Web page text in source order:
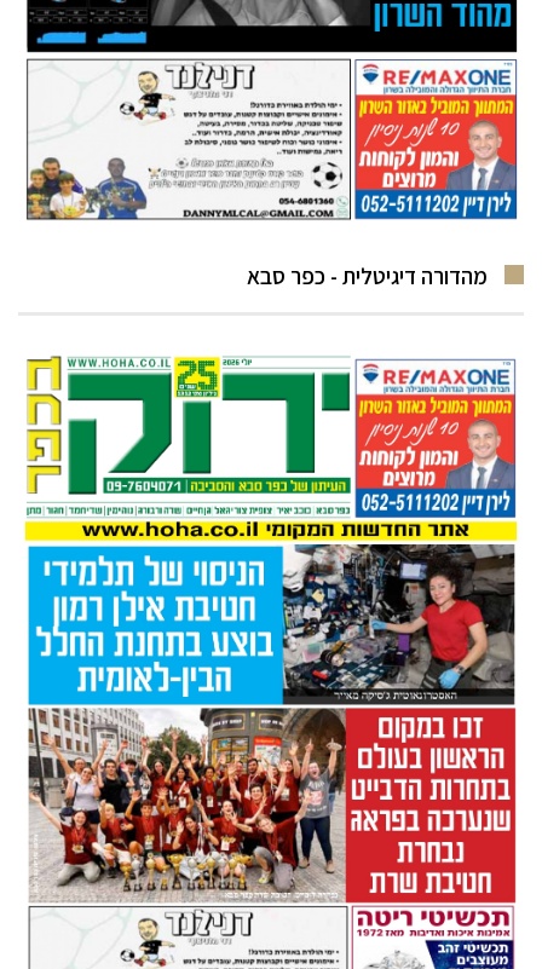
מהדורה דיגיטלית - כפר סבא